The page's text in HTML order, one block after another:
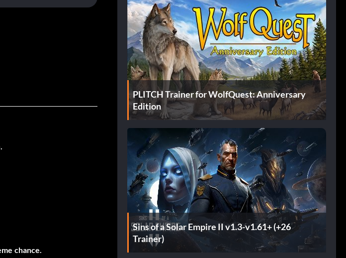
chance.
PLITCH Trainer for WolfQuest: Anniversary
Edition
Sins of a Solar Empire II v1.3-v1.61+ (+26
Trainer)